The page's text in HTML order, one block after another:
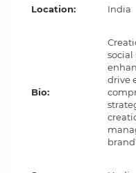
Location: India
Bio:
drive